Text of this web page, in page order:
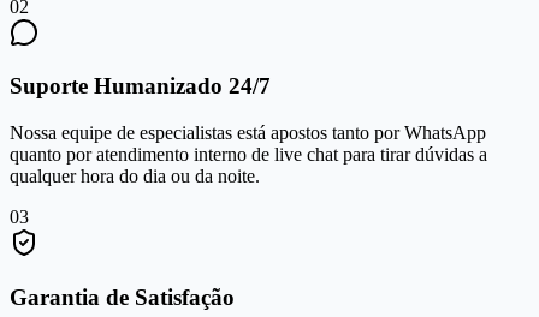
02
Suporte Humanizado 24/7
Nossa equipe de especialistas está apostos tanto por WhatsApp
quanto por atendimento interno de live chat para tirar dúvidas a
qualquer hora do dia ou da noite.
03
Garantia de Satisfação